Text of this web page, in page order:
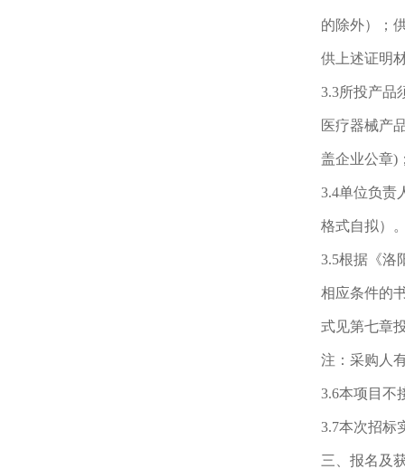
的除外）；
供上述证明
3.3所投产品
医疗器械产
盖企业公章)
3.4单位负责
格式自拟）
3.5根据《洛
相应条件的
式见第七章
注：采购人
3.6本项目不
3.7本次招标
三、报名及